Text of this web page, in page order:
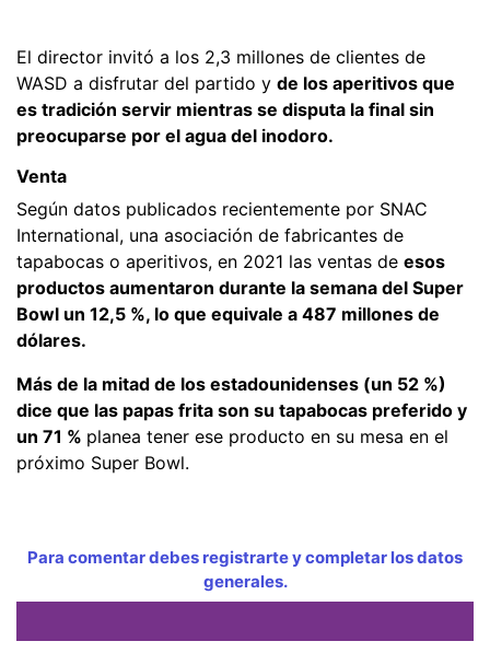
El director invitó a los 2,3 millones de clientes de
WASD a disfrutar del partido y de los aperitivos que
es tradición servir mientras se disputa la final sin
preocuparse por el agua del inodoro.
Venta
Según datos publicados recientemente por SNAC
International, una asociación de fabricantes de
tapabocas o aperitivos, en 2021 las ventas de esos
productos aumentaron durante la semana del Super
Bowl un 12,5 %, lo que equivale a 487 millones de
dólares.
Más de la mitad de los estadounidenses (un 52 %)
dice que las papas frita son su tapabocas preferido y
un 71 % planea tener ese producto en su mesa en el
próximo Super Bowl.
Para comentar debes registrarte y completar los datos
generales.